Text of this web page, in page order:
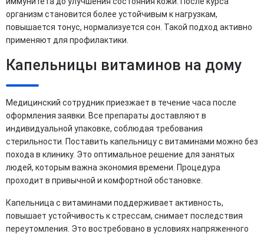
организм становится более устойчивым к нагрузкам,
повышается тонус, нормализуется сон. Такой подход активно
применяют для профилактики.
Капельницы витаминов на дому
Медицинский сотрудник приезжает в течение часа после
оформления заявки. Все препараты доставляют в
индивидуальной упаковке, соблюдая требования
стерильности. Поставить капельницу с витаминами можно без
похода в клинику. Это оптимальное решение для занятых
людей, которым важна экономия времени. Процедура
проходит в привычной и комфортной обстановке.
Капельница с витаминами поддерживает активность,
повышает устойчивость к стрессам, снимает последствия
переутомления. Это востребовано в условиях напряженного